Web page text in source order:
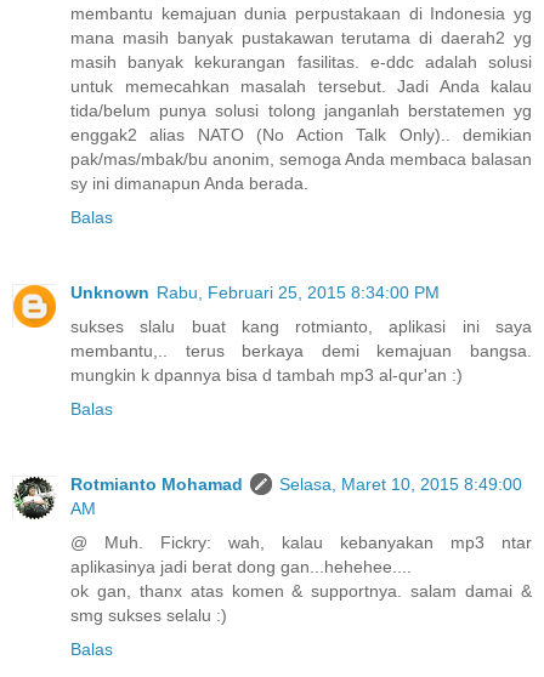
membantu kemajuan dunia perpustakaan di Indonesia yg
mana masih banyak pustakawan terutama di daerah2 yg
masih banyak kekurangan fasilitas. e-ddc adalah solusi
untuk memecahkan masalah tersebut. Jadi Anda kalau
tida/belum punya solusi tolong janganlah berstatemen yg
enggak2 alias NATO (No Action Talk Only).. demikian
pak/mas/mbak/bu anonim, semoga Anda membaca balasan
sy ini dimanapun Anda berada.
Balas
Unknown Rabu, Februari 25, 2015 8:34:00 PM
sukses slalu buat kang rotmianto, aplikasi ini saya
membantu,.. terus berkaya demi kemajuan bangsa.
mungkin k dpannya bisa d tambah mp3 al-qur'an :)
Balas
Rotmianto Mohamad
Selasa, Maret 10, 2015 8:49:00
AM
@ Muh. Fickry: wah, kalau kebanyakan mp3 ntar
aplikasinya jadi berat dong gan...hehehee....
ok gan, thanx atas komen & supportnya. salam damai &
smg sukses selalu :)
Balas